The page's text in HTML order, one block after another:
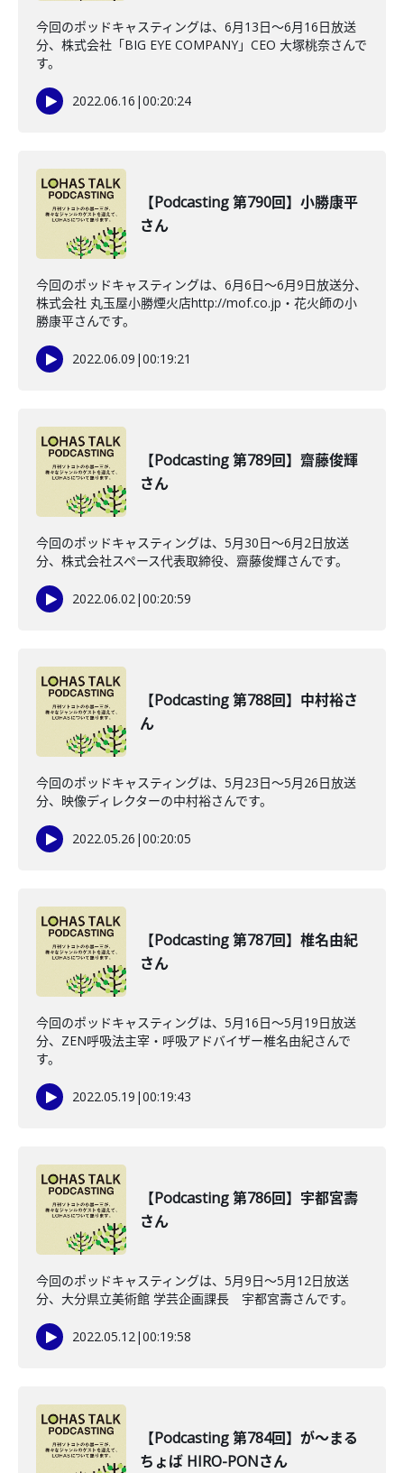
今回のポッドキャスティングは、6月13日〜6月16日放送
分、株式会社「BIG EYE COMPANY」CEO 大塚桃奈さんで
す。
2022.06.16 |00:20:24
【Podcasting 第790回】小勝康平
さん
今回のポッドキャスティングは、6月6日〜6月9日放送分、
株式会社 丸玉屋小勝煙火店http://mof.co.jp・花火師の小
勝康平さんです。
2022.06.09 |00:19:21
【Podcasting 第789回】齋藤俊輝
さん
今回のポッドキャスティングは、5月30日〜6月2日放送
分、株式会社スペース代表取締役、齋藤俊輝さんです。
2022.06.02|00:20:59
【Podcasting 第788回】中村裕さ
ん
今回のポッドキャスティングは、5月23日〜5月26日放送
分、映像ディレクターの中村裕さんです。
2022.05.26 |00:20:05
【Podcasting 第787回】椎名由紀
さん
今回のポッドキャスティングは、5月16日〜5月19日放送
分、ZEN呼吸法主宰・呼吸アドバイザー椎名由紀さんで
す。
2022.05.19 |00:19:43
【Podcasting 第786回】宇都宮壽
さん
今回のポッドキャスティングは、5月9日〜5月12日放送
分、大分県立美術館 学芸企画課長 宇都宮壽さんです。
2022.05.12|00:19:58
【Podcasting 第784回】が〜まる
ちょば HIRO-PONさん